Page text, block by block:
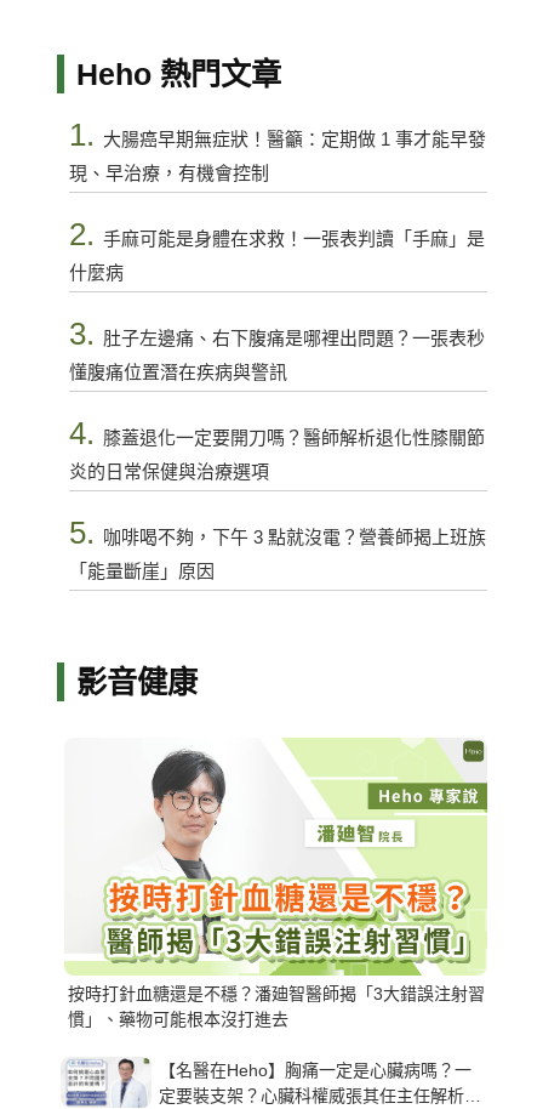
Heho 熱門文章
1. 大腸癌早期無症狀！醫籲：定期做 1 事才能早發
現、早治療，有機會控制
2. 手麻可能是身體在求救！一張表判讀「手麻」是
什麼病
3. 肚子左邊痛、右下腹痛是哪裡出問題？一張表秒
懂腹痛位置潛在疾病與警訊
4. 膝蓋退化一定要開刀嗎？醫師解析退化性膝關節
炎的日常保健與治療選項
5.
咖啡喝不夠，下午 3 點就沒電？營養師揭上班族
「能量斷崖」原因
影音健康
按時打針血糖還是不穩？潘廸智醫師揭「3大錯誤注射習
慣」、藥物可能根本沒打進去
【名醫在Heho】胸痛一定是心臟病嗎？一
定要裝支架？心臟科權威張其任主任解析支